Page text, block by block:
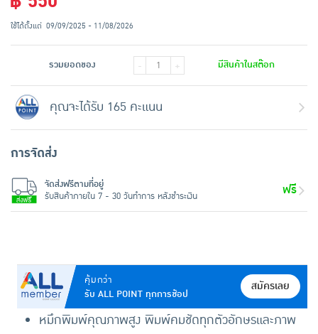
คุ้มกว่า
รับ ALL POINT ทุกการช้อป
สมัครเลย
หมึกพิมพ์คุณภาพสูง พิมพ์คมชัดทุกตัวอักษรและภาพ
ใช้ได้ตั้งแต่ 09/09/2025 - 11/08/2026
รวมยอดของ - + มีสินค้าในสต๊อก
คุณจะได้รับ 165 คะแนน
การจัดส่ง
จัดส่งฟรีตามที่อยู่
รับสินค้าภายใน 7 - 30 วันทำการ หลังชำระเงิน
ฟรี